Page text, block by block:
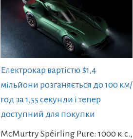
Електрокар вартістю $1,4
мільйони розганяється до 100 км/
год за 1,55 секунди і тепер
доступний для покупки
McMurtry Spéirling Pure: 1000 к.с.,